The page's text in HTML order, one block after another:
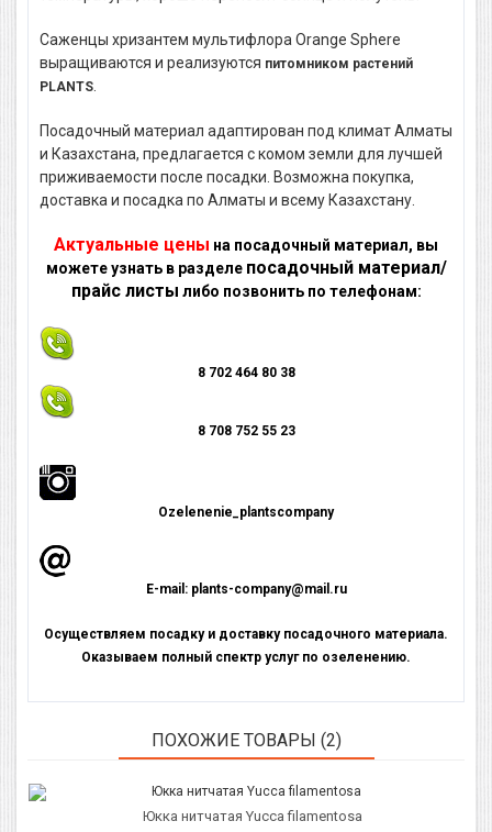
Саженцы хризантем мультифлора Orange Sphere
выращиваются и реализуются питомником растений
PLANTS
Посадочный материал адаптирован под климат Алматы
и Казахстана, предлагается с комом земли для лучшей
приживаемости после посадки. Возможна покупка,
доставка и посадка по Алматы и всему Казахстану.
Актуальные цены на посадочный материал, вы
можете узнать в разделе посадочный материал/
прайс листы либо позвонить по телефонам:
8 702 464 80 38
8 708 752 55 23
Оzelenenie_plantscompany
E-mail: plants-company@mail.ru
Осуществляем посадку и доставку посадочного материала.
Оказываем полный спектр услуг по озеленению.
ПОХОЖИЕ ТОВАРЫ (2)
Юкка нитчатая Yucca filamentosa